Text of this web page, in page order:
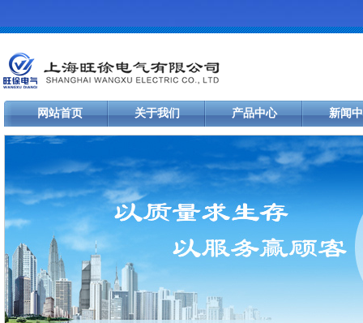
网站首页 关于我们 产品中心 新闻